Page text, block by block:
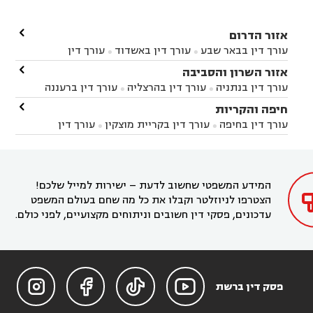
אזור הדרום
עורך דין בבאר שבע  עורך דין באשדוד 
עורך דין
באשקלון
עורך דין בבאר טוביה עורך דין בגן יבנה
עורך דין בניר הבנים עורך דין בערד
זיקים
עורך דין בנתיבות עורך דין בקרית מלאכי

אזור השרון והסביבה
עורך דין בנתניה  עורך דין בהרצליה  עורך דין ברעננה
עורך דין בחדרה עורך דין בכפר סבא
עורך דין בהוד
השרון
עורך דין באבן יהודה
עורך דין בחריש עורך דין בקיסריה עורך דין בקדימה

חיפה והקריות
עורך דין בחיפה  עורך דין בקריית מוצקין 
עורך דין
בקרית מוצקין
עורך דין בקריית אתא
עורך דין

המידע המשפטי שחשוב לדעת – ישירות למייל שלכם!
הצטרפו לניוזלטר וקבלו את כל מה שחם בעולם המשפט
עדכונים, פסקי דין חשובים וניתוחים מקצועיים, לפני כולם.
פסק דין ברשת 


